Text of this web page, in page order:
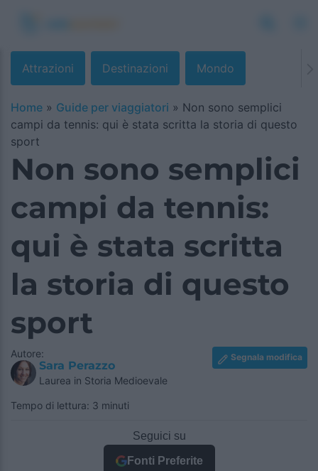
Attrazioni Destinazioni Mondo
Home » Guide per viaggiatori » Non sono semplici
campi da tennis: qui è stata scritta la storia di questo
sport
Non sono semplici
campi da tennis:
qui è stata scritta
la storia di questo
sport
Autore:
Sara Perazzo
Laurea in Storia Medioevale
Segnala modifica
Tempo di lettura: 3 minuti
Seguici su
Fonti Preferite